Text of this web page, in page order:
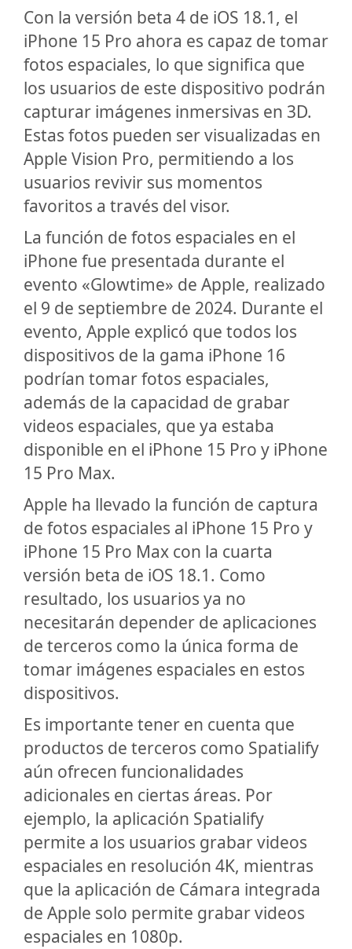
Con la versión beta 4 de iOS 18.1, el
iPhone 15 Pro ahora es capaz de tomar
fotos espaciales, lo que significa que
los usuarios de este dispositivo podrán
capturar imágenes inmersivas en 3D.
Estas fotos pueden ser visualizadas en
Apple Vision Pro, permitiendo a los
usuarios revivir sus momentos
favoritos a través del visor.
La función de fotos espaciales en el
iPhone fue presentada durante el
evento «Glowtime» de Apple, realizado
el 9 de septiembre de 2024. Durante el
evento, Apple explicó que todos los
dispositivos de la gama iPhone 16
podrían tomar fotos espaciales,
además de la capacidad de grabar
videos espaciales, que ya estaba
disponible en el iPhone 15 Pro y iPhone
15 Pro Max.
Apple ha llevado la función de captura
de fotos espaciales al iPhone 15 Pro y
iPhone 15 Pro Max con la cuarta
versión beta de iOS 18.1. Como
resultado, los usuarios ya no
necesitarán depender de aplicaciones
de terceros como la única forma de
tomar imágenes espaciales en estos
dispositivos.
Es importante tener en cuenta que
productos de terceros como Spatialify
aún ofrecen funcionalidades
adicionales en ciertas áreas. Por
ejemplo, la aplicación Spatialify
permite a los usuarios grabar videos
espaciales en resolución 4K, mientras
que la aplicación de Cámara integrada
de Apple solo permite grabar videos
espaciales en 1080p.